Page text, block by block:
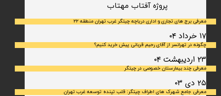
معرفی برج های تجاری و اداری دریاچه چیتگر غرب تهران منطقه ۲۲
۱۷ خرداد ۰۴
چگونه در تهرانسر از آقای رحیم قربانی پیش خرید کنیم؟
۲۳ اردیبهشت ۰۴
معرفی چند بیمارستان خصوصی در چیتگر
۲۵ دی ۰۳
معرفی جامع شهرک‌ های اطراف چیتگر: قلب تپنده توسعه غرب تهران
​پروژه آفتاب مهتاب